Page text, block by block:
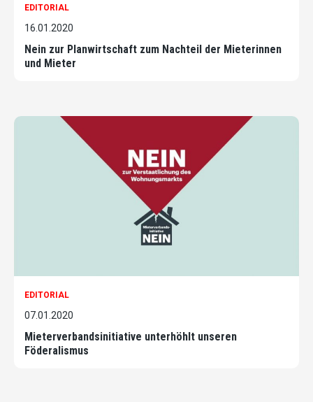
EDITORIAL
16.01.2020
Nein zur Planwirtschaft zum Nachteil der Mieterinnen
und Mieter
EDITORIAL
07.01.2020
Mieterverbandsinitiative unterhöhlt unseren
Föderalismus